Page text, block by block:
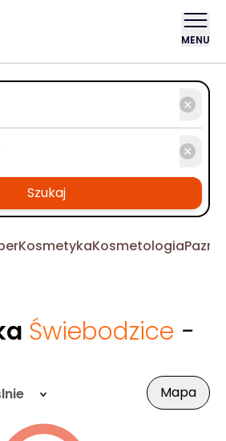
MENU
Szukaj
KosmetykaKosmetologia
Świebodzice -
Mapa